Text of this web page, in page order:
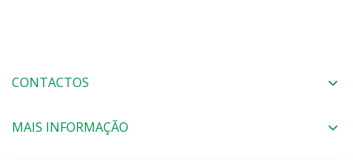
CONTACTOS
MAIS INFORMAÇÃO